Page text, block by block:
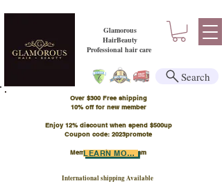
Glamorous
HairBeauty
Professional hair care
Over $300 Free shipping
​10% off for new member
Enjoy 12% discount when spend $500up
Coupon code: 2023promote
Member Points Program
International shipping Available
LEARN MORE
Search